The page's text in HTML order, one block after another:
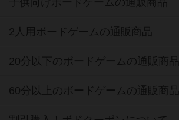
子供向けボードゲームの通販商品
2人用ボードゲームの通販商品
20分以下のボードゲームの通販商品
60分以上のボードゲームの通販商品